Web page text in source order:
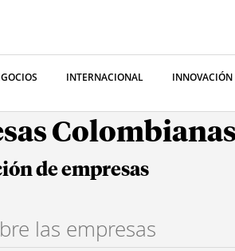
INTERNACIONAL INNOVACIÓN
de empresas